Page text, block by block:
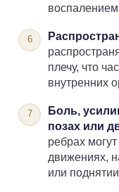
плечу, что
внутренних
Боль,
позах или
ребрах
движениях,
или